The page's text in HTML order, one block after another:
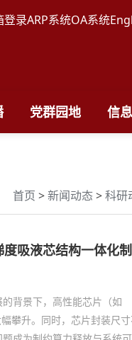
登录ARP系统OA系统
党群园地 信
首页 >新闻动态>科研
吸液芯结构一体化
背景下，高性能芯片（如
攀升。同时，芯片封装尺